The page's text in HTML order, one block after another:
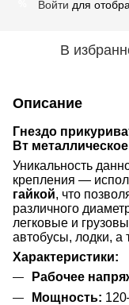
Войти для
В
Описание
Гнездо
Вт
Уникальность
крепления —
гайкой, что
различного
легковые и
автобусы, лодки, а
Характеристики:
Рабочее
Мощность: